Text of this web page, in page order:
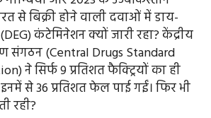
से बिक्री होने वाली दवाओं में डाय-
कंटेमिनेशन क्यों जारी रहा? केंद्रीय
संगठन (Central Drugs Standard
ने सिर्फ 9 प्रतिशत फैक्ट्रियों का ही
से 36 प्रतिशत फेल पाई गईं। फिर भी
रही?